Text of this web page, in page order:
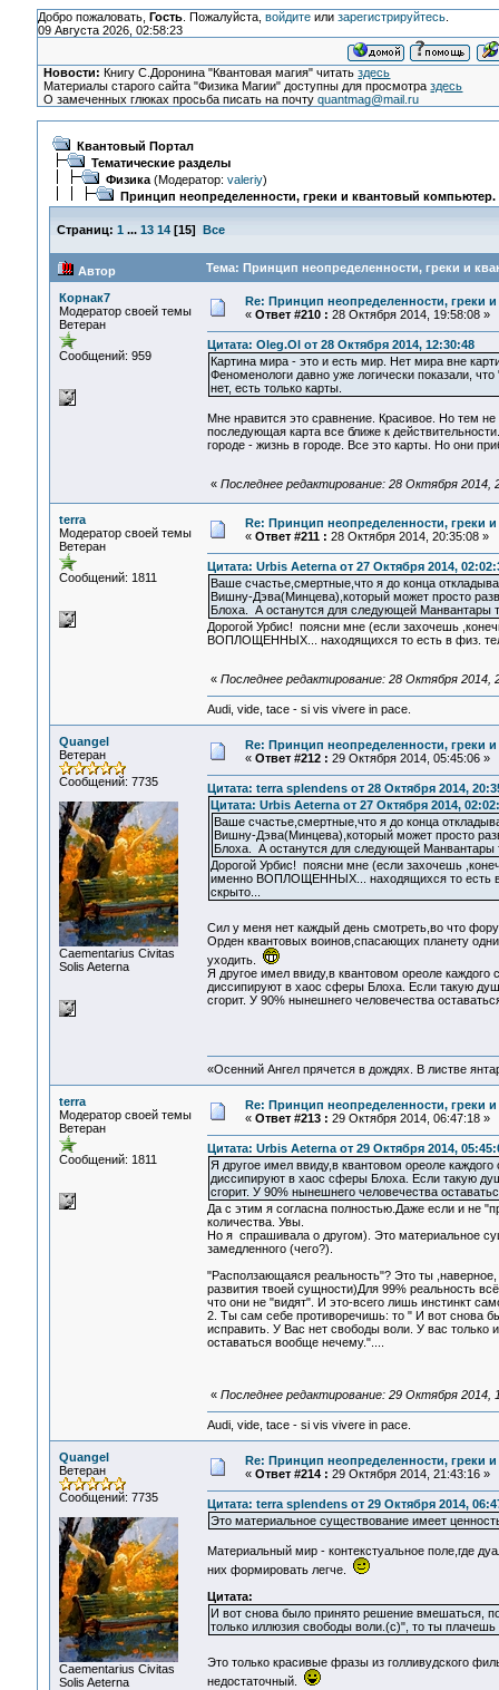
Добро пожаловать, Гость. Пожалуйста, войдитеили зарегистрируйтесь.
09 Августа 2026, 02:58:23
Новости: Книгу С.Доронина "Квантовая магия" читатьздесь
Материалы старого сайта "Физика Магии" доступны для просмотраздесь
О замеченных глюках просьба писать на почтуquantmag@mail.ru
Квантовый Портал
Тематические разделы
Физика(Модератор: valeriy)
Принцип неопределенности, греки и квантовый компьютер.
Страниц: 1 ... 13 14[15] Все
Автор Тема: Принцип неопределенности, греки и
Корнак7
Модератор своей темы
Ветеран
Сообщений: 959
Re: Принцип неопределенности, греки
« Ответ #210 : 28 Октября 2014, 19:58:08 »
Цитата: Oleg.Ol от 28 Октября 2014, 12:30:48
Картина мира - это и есть мир. Нет мира вне
Феноменологи давно уже логически показали,
нет, есть только карты.
Мне нравится это сравнение. Красивое. Но тем
последующая карта все ближе к
городе - жизнь в городе. Все это карты. Но они
« Последнее редактирование: 28 Октября 2014,
terra
Модератор своей темы
Ветеран
Сообщений: 1811
Re: Принцип неопределенности, греки
« Ответ #211 : 28 Октября 2014, 20:35:08 »
Цитата: Urbis Aeterna от 27 Октября 2014,
Ваше счастье,смертные,что я до конца
Вишну-Дэва(Минцева),который может просто
Блоха. А останутся для следующей Манвантары
Дорогой Урбис! поясни мне (если захочешь
ВОПЛОЩЕННЫХ... находящихся то есть в физ.
« Последнее редактирование: 28 Октября 2014,
Audi, vide, tace - si vis vivere in pace.
Quangel
Ветеран
Сообщений: 7735
Сaementarius Civitas
Solis Aeterna
Re: Принцип неопределенности, греки
« Ответ #212 : 29 Октября 2014, 05:45:06 »
Цитата: terra splendens от 28 Октября 2014,
Цитата: Urbis Aeterna от 27 Октября 2014,
Ваше счастье,смертные,что я до конца
Вишну-Дэва(Минцева),который может просто
Блоха. А останутся для следующей Манвантары
Дорогой Урбис! поясни мне (если захочешь
именно ВОПЛОЩЕННЫХ... находящихся то есть в
скрыто...
Сил у меня нет каждый день смотреть,во что
Орден квантовых воинов,спасающих планету
уходить.
Я другое имел ввиду,в квантовом ореоле каждого
диссипируют в хаос сферы Блоха. Если такую
сгорит. У 90% нынешнего человечества
«Осенний Ангел прячется в дождях. В листве
terra
Модератор своей темы
Ветеран
Сообщений: 1811
Re: Принцип неопределенности, греки
« Ответ #213 : 29 Октября 2014, 06:47:18 »
Цитата: Urbis Aeterna от 29 Октября 2014,
Я другое имел ввиду,в квантовом ореоле
диссипируют в хаос сферы Блоха. Если такую
сгорит. У 90% нынешнего человечества
Да с этим я согласна полностью.Даже если и не
количества. Увы.
Но я спрашивала о другом). Это материальное
замедленного (чего?).
"Расползающаяся реальность"? Это ты
развития твоей сущности)Для 99% реальность
что они не "видят". И это-всего лишь инстинкт
2. Ты сам себе противоречишь: то " И вот снова
исправить. У Вас нет свободы воли. У вас
оставаться вообще нечему."....
« Последнее редактирование: 29 Октября 2014,
Audi, vide, tace - si vis vivere in pace.
Quangel
Ветеран
Сообщений: 7735
Сaementarius Civitas
Solis Aeterna
Re: Принцип неопределенности, греки
« Ответ #214 : 29 Октября 2014, 21:43:16 »
Цитата: terra splendens от 29 Октября 2014,
Это материальное существование имеет
Материальный мир - контекстуальное поле,где
них формировать легче.
Цитата:
И вот снова было принято решение вмешаться,
только иллюзия свободы воли.(с)", то ты
Это только красивые фразы из голливудского
недостаточный.